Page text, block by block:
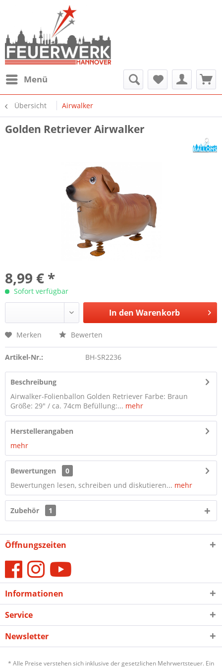
Menü
Übersicht Airwalker
Golden Retriever Airwalker
8,99 € *
Sofort verfügbar
In den Warenkorb
Merken Bewerten
Artikel-Nr.: BH-SR2236
Beschreibung
Airwalker-Folienballon Golden Retriever Farbe: Braun
Größe: 29" / ca. 74cm Befüllung:... mehr
Herstellerangaben
mehr
Bewertungen
0
Bewertungen lesen, schreiben und diskutieren... mehr
Zubehör 1
Öffnungszeiten
Informationen
Service
Newsletter
* Alle Preise verstehen sich inklusive der gesetzlichen Mehrwertsteuer. Ein